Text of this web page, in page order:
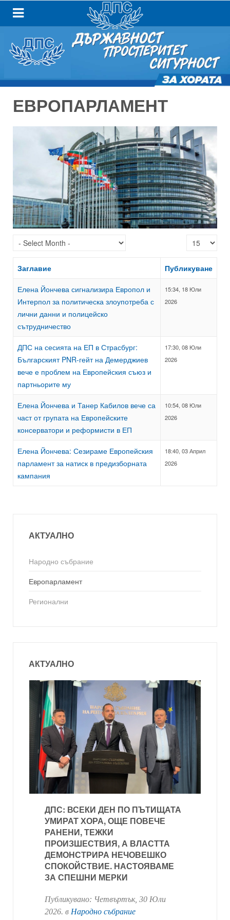
ЕВРОПАРЛАМЕНТ
Покажи брой
Заглавие Публикуване
Елена Йончева сигнализира Европол и
Интерпол за политическа злоупотреба с
лични данни и полицейско
сътрудничество
15:34, 18 Юли
2026
ДПС на сесията на ЕП в Страсбург:
Българският PNR-гейт на Демерджиев
вече е проблем на Европейския съюз и
партньорите му
17:30, 08 Юли
2026
Елена Йончева и Танер Кабилов вече са
част от групата на Европейските
консерватори и реформисти в ЕП
10:54, 08 Юли
2026
Елена Йончева: Сезираме Европейския
парламент за натиск в предизборната
кампания
18:40, 03 Април
2026
АКТУАЛНО
Народно събрание
Европарламент
Регионални
АКТУАЛНО
ДПС: ВСЕКИ ДЕН ПО ПЪТИЩАТА
УМИРАТ ХОРА, ОЩЕ ПОВЕЧЕ
РАНЕНИ, ТЕЖКИ
ПРОИЗШЕСТВИЯ, А ВЛАСТТА
ДЕМОНСТРИРА НЕЧОВЕШКО
СПОКОЙСТВИЕ. НАСТОЯВАМЕ
ЗА СПЕШНИ МЕРКИ
Публикувано: Четвъртък, 30 Юли
2026. в Народно събрание